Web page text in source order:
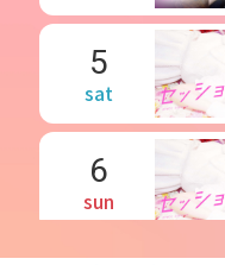
5
sat
6
sun